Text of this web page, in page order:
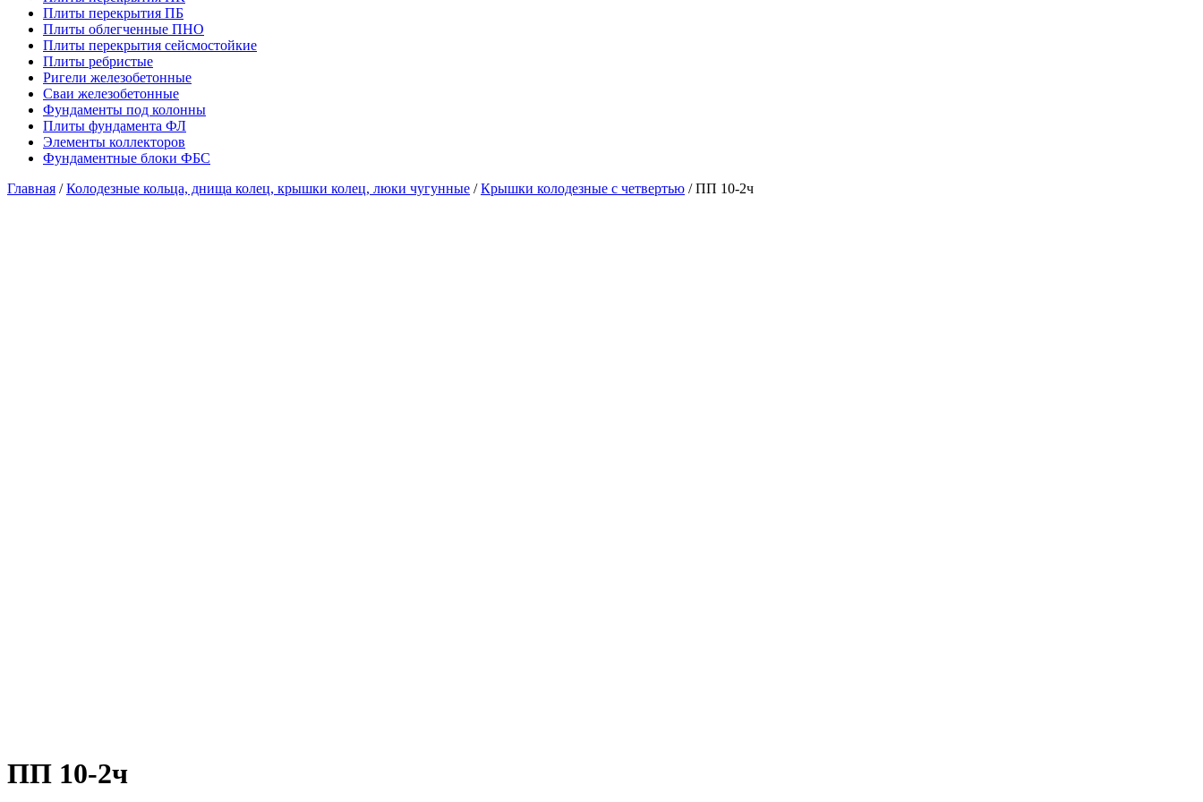
Плиты перекрытия ПБ
Плиты облегченные ПНО
Плиты перекрытия сейсмостойкие
Плиты ребристые
Ригели железобетонные
Сваи железобетонные
Фундаменты под колонны
Плиты фундамента ФЛ
Элементы коллекторов
Фундаментные блоки ФБС
Главная /Колодезные кольца, днища колец, крышки колец, люки чугунные /Крышки колодезные с четвертью / ПП 10-2ч
ПП 10-2ч